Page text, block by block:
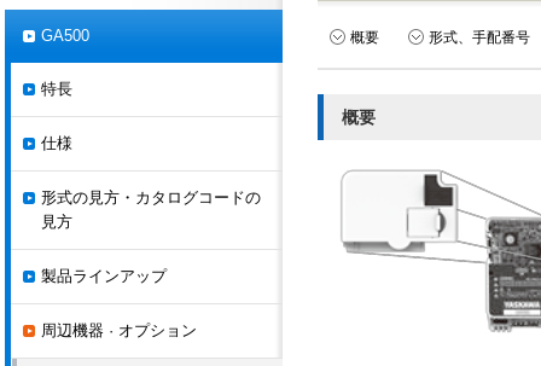
概要 形式、手配番号
概要
GA500
特長
仕様
形式の見方・カタログコードの
見方
製品ラインアップ
周辺機器 · オプション